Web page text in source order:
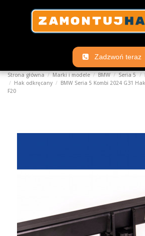
Zadzwoń teraz
Strona główna Marki i modele BMW Seria 5
Hak odkręcany
BMW Seria 5 Kombi 2024 G31
F20